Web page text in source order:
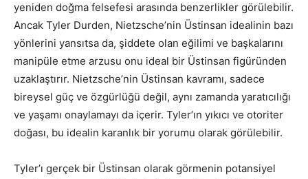
yeniden doğma felsefesi arasında benzerlikler görülebilir.
Ancak Tyler Durden, Nietzsche’nin Üstinsan idealinin bazı
yönlerini yansıtsa da, şiddete olan eğilimi ve başkalarını
manipüle etme arzusu onu ideal bir Üstinsan figüründen
uzaklaştırır. Nietzsche’nin Üstinsan kavramı, sadece
bireysel güç ve özgürlüğü değil, aynı zamanda yaratıcılığı
ve yaşamı onaylamayı da içerir. Tyler’ın yıkıcı ve otoriter
doğası, bu idealin karanlık bir yorumu olarak görülebilir.
Tyler’ı gerçek bir Üstinsan olarak görmenin potansiyel